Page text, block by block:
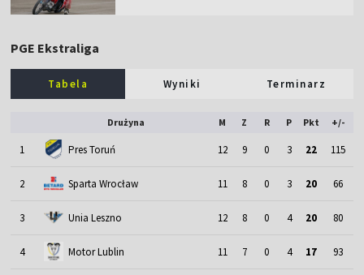
PGE Ekstraliga
Tabela Wyniki Terminarz
Drużyna M Z R P Pkt +/-
1 Pres Toruń 12 9 0 3 22 115
2 Sparta Wrocław 11 8 0 3 20 66
3 Unia Leszno 12 8 0 4 20 80
4 Motor Lublin 11 7 0 4 17 93